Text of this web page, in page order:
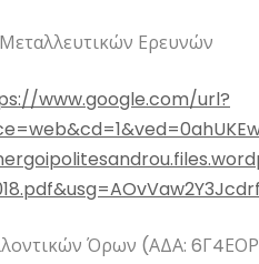
Ερευνών
www.google.com/url?
Όρων (ΑΔΑ: